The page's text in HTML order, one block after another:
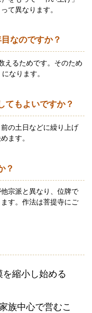
て異なります。
なのですか？
えるためです。そのため
なります。
てもよいですか？
の土日などに繰り上げ
ます。
？
宗派と異なり、位牌で
す。作法は菩提寺にご
を縮小し始める
族中心で営むこ